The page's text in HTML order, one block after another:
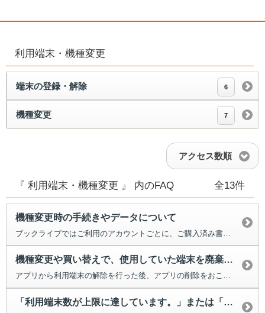
利用端末・機種変更
端末の登録・解除 6
機種変更 7
アクセス数順
『 利用端末・機種変更 』 内のFAQ 全13件
機種変更時の手続きやデータについて
機種変更や買い替えで、使用していた端末を廃棄したい。
アプリから利用端末の解除を行った後、アプリの削除をおこなってから、端末...
「利用端末数が上限に達しています。」または「アカウントの認証ができませんで...